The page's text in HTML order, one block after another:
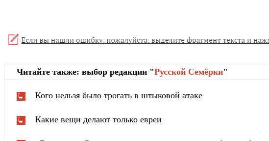
Читайте также: выбор редакции "Русской Cемёрки"
Кого нельзя было трогать в штыковой атаке
Какие вещи делают только евреи